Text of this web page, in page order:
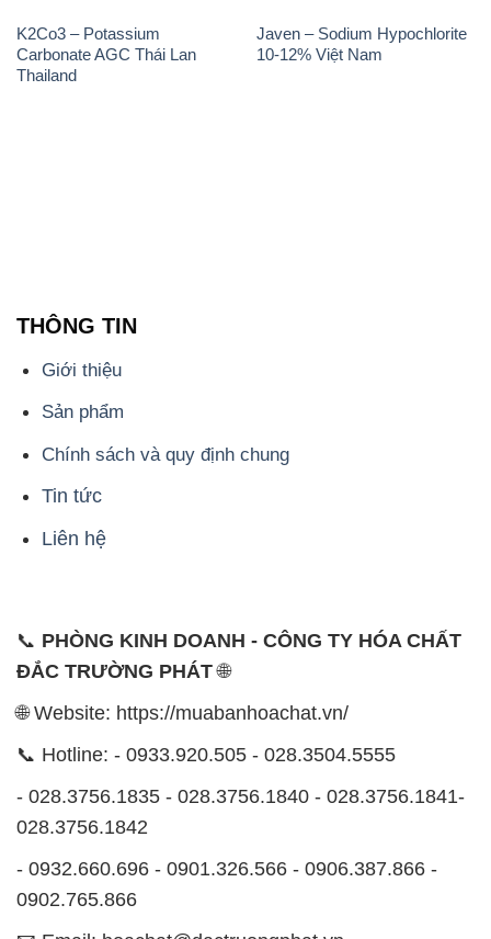
K2Co3 – Potassium
Carbonate AGC Thái Lan
Thailand
Javen – Sodium Hypochlorite
10-12% Việt Nam
THÔNG TIN
Giới thiệu
Sản phẩm
Chính sách và quy định chung
Tin tức
Liên hệ
📞 PHÒNG KINH DOANH - CÔNG TY HÓA CHẤT
ĐẮC TRƯỜNG PHÁT🌐
🌐 Website: https://muabanhoachat.vn/
📞 Hotline: - 0933.920.505 - 028.3504.5555
- 028.3756.1835 - 028.3756.1840 - 028.3756.1841-
028.3756.1842
- 0932.660.696 - 0901.326.566 - 0906.387.866 -
0902.765.866